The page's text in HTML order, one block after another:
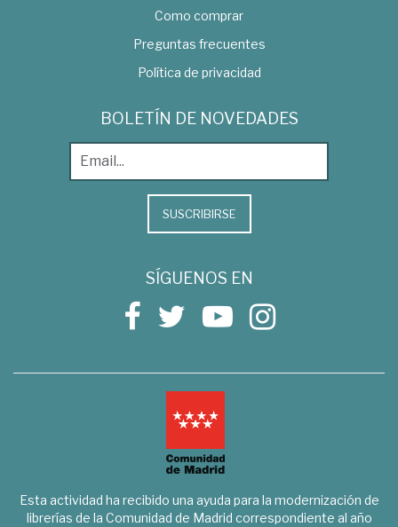
Como comprar
Preguntas frecuentes
Política de privacidad
BOLETÍN DE NOVEDADES
SUSCRIBIRSE
SÍGUENOS EN
Esta actividad ha recibido una ayuda para la modernización de
librerías de la Comunidad de Madrid correspondiente al año